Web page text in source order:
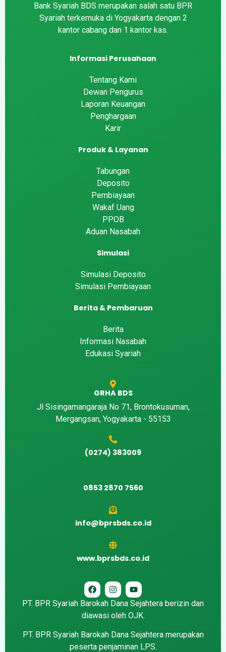
Bank Syariah BDS merupakan salah satu BPR
Syariah terkemuka di Yogyakarta dengan 2
kantor cabang dan 1 kantor kas.
Informasi Perusahaan
Tentang Kami
Dewan Pengurus
Laporan Keuangan
Penghargaan
Karir
Produk & Layanan
Tabungan
Deposito
Pembiayaan
Wakaf Uang
PPOB
Aduan Nasabah
Simulasi
Simulasi Deposito
Simulasi Pembiayaan
Berita & Pembaruan
Berita
Informasi Nasabah
Edukasi Syariah
GRHA BDS
Jl Sisingamangaraja No 71, Brontokusuman,
Mergangsan, Yogyakarta - 55153
(0274) 383009
0853 2870 7560
info@bprsbds.co.id
www.bprsbds.co.id
PT. BPR Syariah Barokah Dana Sejahtera berizin dan
diawasi oleh OJK.
PT. BPR Syariah Barokah Dana Sejahtera merupakan
peserta penjaminan LPS.